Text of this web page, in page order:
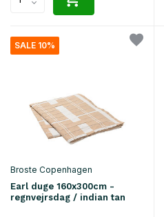
SALE 10%
Broste Copenhagen
Earl duge 160x300cm -
regnvejrsdag / indian tan